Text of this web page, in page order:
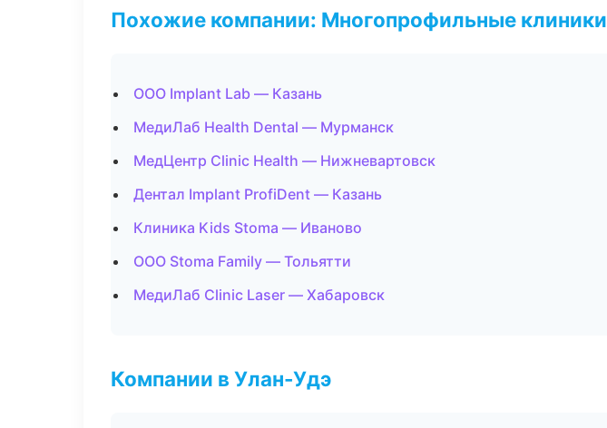
Похожие компании: Многопрофильные клиники
ООО Implant Lab — Казань
МедиЛаб Health Dental — Мурманск
МедЦентр Clinic Health — Нижневартовск
Дентал Implant ProfiDent — Казань
Клиника Kids Stoma — Иваново
ООО Stoma Family — Тольятти
МедиЛаб Clinic Laser — Хабаровск
Компании в Улан-Удэ